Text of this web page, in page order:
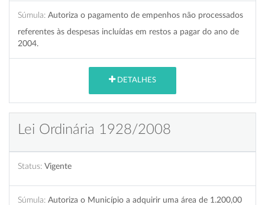
Súmula: Autoriza o pagamento de empenhos não processados
referentes às despesas incluídas em restos a pagar do ano de
2004.
DETALHES
Lei Ordinária 1928/2008
Status: Vigente
Súmula: Autoriza o Município a adquirir uma área de 1.200,00